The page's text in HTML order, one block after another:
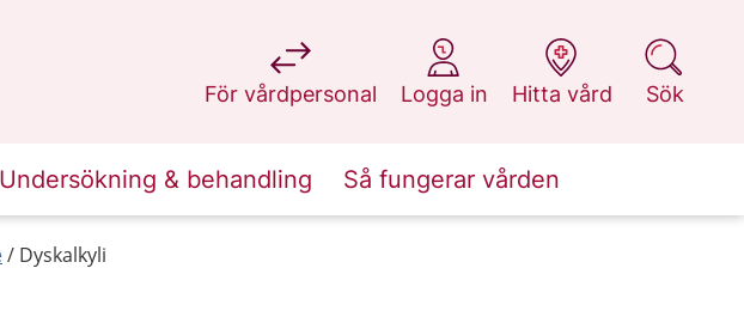
För vårdpersonal
på 1177.se
Logga in
på 1177.se
Hitta vård
på 1177.se
Sök
på 1177.se
Undersökning & behandling Så fungerar vården
Dyskalkyli